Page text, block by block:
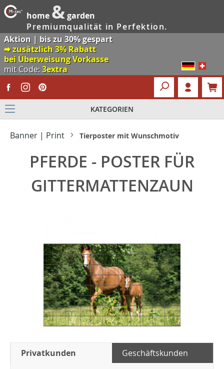
home &garden
Premiumqualität in Perfektion.
Aktion | bis zu 30% gespart
🠮 zusätzlich 3% Rabatt
bei Überweisung Vorkasse
mit Code:3extra
KATEGORIEN
Banner | Print Tierposter mit Wunschmotiv
PFERDE - POSTER FÜR
GITTERMATTENZAUN
Privatkunden Geschäftskunden